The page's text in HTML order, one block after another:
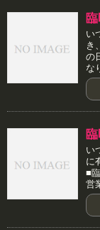
い
き
の
な
い
に
■
営